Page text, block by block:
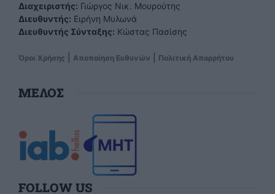
Διαχειριστής: Γιώργος Νικ. Μουρούτης
Διευθυντής: Ειρήνη Μυλωνά
Διευθυντής Σύνταξης: Κώστας Πασίσης
Όροι Χρήσης Αποποίηση Ευθυνών Πολιτική Απορρήτου
ΜΕΛΟΣ
FOLLOW US